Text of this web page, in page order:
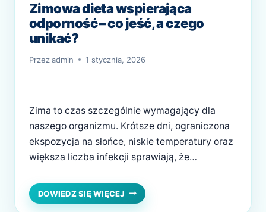
Zimowa dieta wspierająca
odporność – co jeść, a czego
unikać?
Przezadmin 1 stycznia, 2026
Zima to czas szczególnie wymagający dla
naszego organizmu. Krótsze dni, ograniczona
ekspozycja na słońce, niskie temperatury oraz
większa liczba infekcji sprawiają, że
Właśnie w tym okresie wiele osób częściej
choruje, odczuwa spadek energii i pogorszenie
DOWIEDZ SIĘ WIĘCEJ ZIMOWA
DIETA